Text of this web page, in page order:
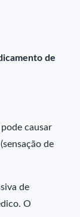
de
causar
de
de
O